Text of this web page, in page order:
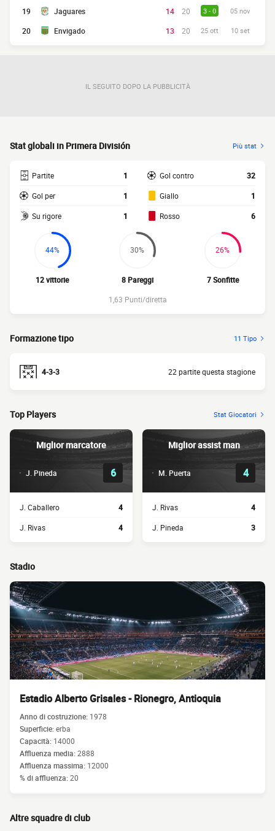
19 Jaguares 14 20 3 - 0 05 nov
20 Envigado 13 20 25 ott 10 set
IL SEGUITO DOPO LA PUBBLICITÀ
Stat globali in Primera División Più stat
Partite 1
Gol per 1
Su rigore 1
Gol contro 32
Giallo 1
Rosso 6
44%
12 vittorie
30%
8 Pareggi
26%
7 Sonfitte
1,63 Punti/diretta
Formazione tipo 11 Tipo
4-3-3 22 partite questa stagione
Top Players Stat Giocatori
Miglior marcatore
J. Pineda 6
J. Caballero 4
J. Rivas 4
Miglior assist man
M. Puerta 4
J. Rivas 4
J. Pineda 3
Stadio
Estadio Alberto Grisales - Rionegro, Antioquia
Anno di costruzione: 1978
Superficie:erba
Capacità: 14000
Affluenza media:2888
Affluenza massima: 12000
% di affluenza:20
Altre squadre di club